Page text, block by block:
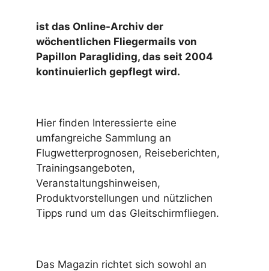
ist das Online-Archiv der
wöchentlichen Fliegermails von
Papillon Paragliding, das seit 2004
kontinuierlich gepflegt wird.
Hier finden Interessierte eine
umfangreiche Sammlung an
Flugwetterprognosen, Reiseberichten,
Trainingsangeboten,
Veranstaltungshinweisen,
Produktvorstellungen und nützlichen
Tipps rund um das Gleitschirmfliegen.
Das Magazin richtet sich sowohl an